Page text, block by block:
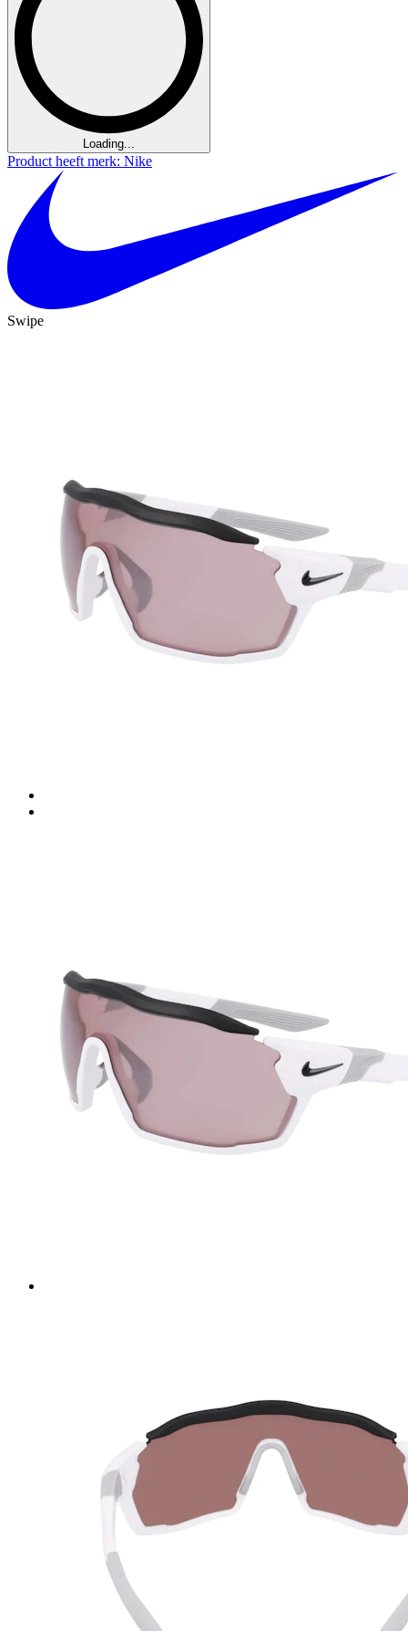
Loading...
Product heeft merk: Nike
Swipe